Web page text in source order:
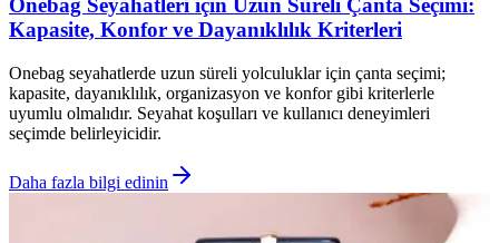
Onebag Seyahatleri için Uzun Süreli Çanta Seçimi:
Kapasite, Konfor ve Dayanıklılık Kriterleri
Onebag seyahatlerde uzun süreli yolculuklar için çanta seçimi;
kapasite, dayanıklılık, organizasyon ve konfor gibi kriterlerle
uyumlu olmalıdır. Seyahat koşulları ve kullanıcı deneyimleri
seçimde belirleyicidir.
Daha fazla bilgi edinin